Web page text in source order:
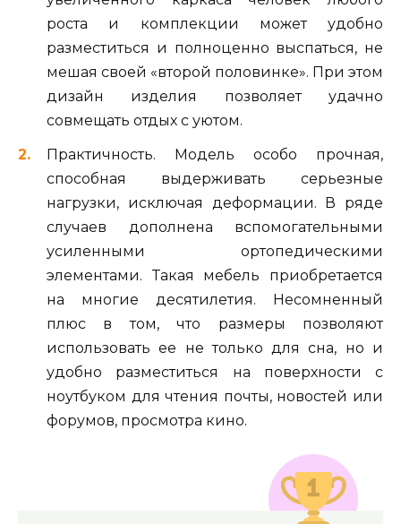
роста и комплекции может удобно
разместиться и полноценно выспаться, не
мешая своей «второй половинке». При этом
дизайн изделия позволяет удачно
совмещать отдых с уютом.
Практичность. Модель особо прочная,
способная выдерживать серьезные
нагрузки, исключая деформации. В ряде
случаев дополнена вспомогательными
усиленными ортопедическими
элементами. Такая мебель приобретается
на многие десятилетия. Несомненный
плюс в том, что размеры позволяют
использовать ее не только для сна, но и
удобно разместиться на поверхности с
ноутбуком для чтения почты, новостей или
форумов, просмотра кино.